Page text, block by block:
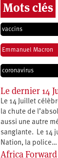
Mots clés
vaccins
Emmanuel Macron
coronavirus
Le dernier 14
Le 14 Juillet
la chute de
aussi une autre
sanglante. Le 14
Nation, la police…
Africa